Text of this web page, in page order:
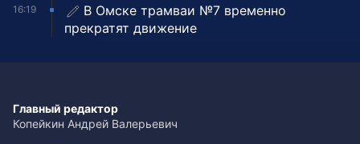
16:19
В Омске трамваи №7 временно
прекратят движение
Главный редактор
Копейкин Андрей Валерьевич